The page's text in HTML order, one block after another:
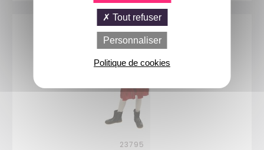
23795
Tout refuser
Personnaliser
Politique de cookies